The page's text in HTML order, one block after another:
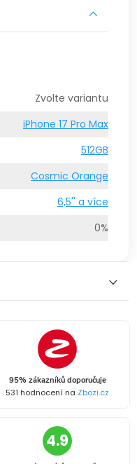
Zvolte variantu
iPhone 17 Pro Max
512GB
Cosmic Orange
6,5'' a více
0%
95% zákazníků doporučuje
531 hodnocení na Zbozi.cz
4.9